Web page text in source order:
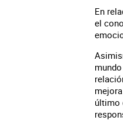
En
el
último